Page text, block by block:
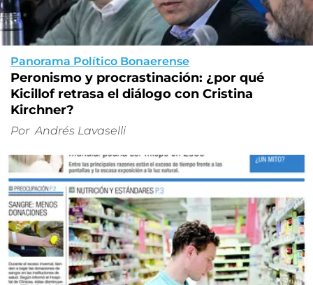
Panorama Político Bonaerense
Peronismo y procrastinación: ¿por qué
Kicillof retrasa el diálogo con Cristina
Kirchner?
Por Andrés Lavaselli